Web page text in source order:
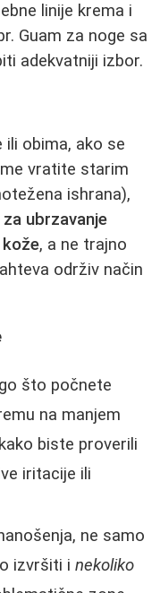
linije krema i
Guam za noge sa
adekvatniji izbor.
ili obima, ako se
vratite starim
ishrana),
ubrzavanje
, a ne trajno
održiv način
što počnete
na manjem
biste proverili
iritacije ili
ne samo
izvršiti i nekoliko